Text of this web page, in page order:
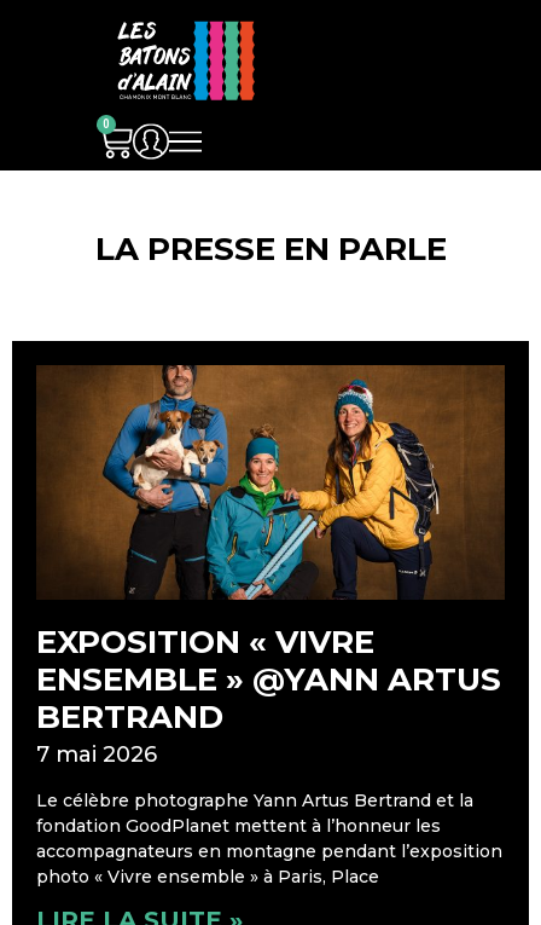
0
LA PRESSE EN PARLE
EXPOSITION « VIVRE
ENSEMBLE » @YANN ARTUS
BERTRAND
7 mai 2026
Le célèbre photographe Yann Artus Bertrand et la
fondation GoodPlanet mettent à l’honneur les
accompagnateurs en montagne pendant l’exposition
photo « Vivre ensemble » à Paris, Place